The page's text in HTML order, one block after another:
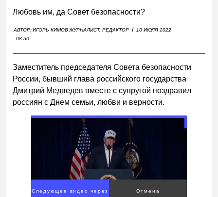
Любовь им, да Совет безопасности?
АВТОР:ИГОРЬ КИМОВЖУРНАЛИСТ, РЕДАКТОР I
10 ИЮЛЯ 2022
08:50
Заместитель председателя Совета безопасности
России, бывший глава российского государства
Дмитрий Медведев вместе с супругой поздравил
россиян с Днем семьи, любви и верности.
Следующее видео через Отмена